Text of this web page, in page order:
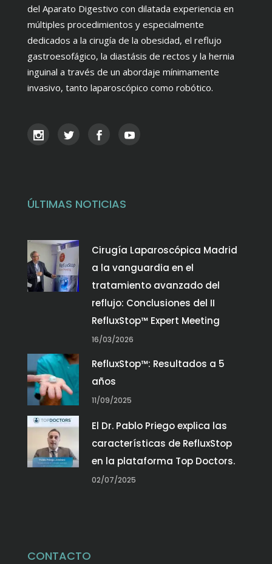
del Aparato Digestivo con dilatada experiencia en
múltiples procedimientos y especialmente
dedicados a la cirugía de la obesidad, el reflujo
gastroesofágico, la diastásis de rectos y la hernia
inguinal a través de un abordaje mínimamente
invasivo, tanto laparoscópico como robótico.
ÚLTIMAS NOTICIAS
Cirugía Laparoscópica Madrid
a la vanguardia en el
tratamiento avanzado del
reflujo: Conclusiones del II
RefluxStop™ Expert Meeting
16/03/2026
RefluxStop™: Resultados a 5
años
11/09/2025
El Dr. Pablo Priego explica las
características de RefluxStop
en la plataforma Top Doctors.
02/07/2025
CONTACTO